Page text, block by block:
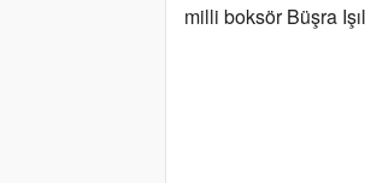
milli boksör Büşra